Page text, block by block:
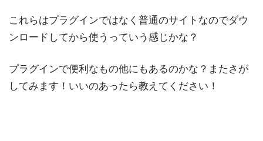
これらはプラグインではなく普通のサイトなのでダウ
ンロードしてから使うっていう感じかな？
プラグインで便利なもの他にもあるのかな？またさが
してみます！いいのあったら教えてください！